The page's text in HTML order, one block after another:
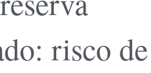
risco de